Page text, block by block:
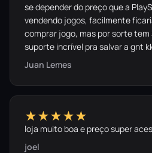
se depender do preço que a
vendendo jogos, facilmente
comprar jogo, mas por sorte tem
suporte incrível pra salvar a gnt
Juan Lemes
★★★★★
loja muito boa e preço super
joel